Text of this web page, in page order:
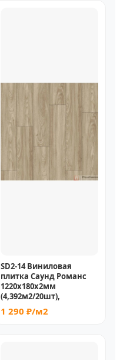
SD2-14 Виниловая
плитка Саунд Романс
1220х180х2мм
(4,392м2/20шт),
1 290 ₽/м2